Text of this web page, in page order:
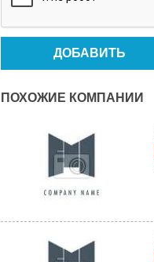
ПОХОЖИЕ КОМПАНИИ